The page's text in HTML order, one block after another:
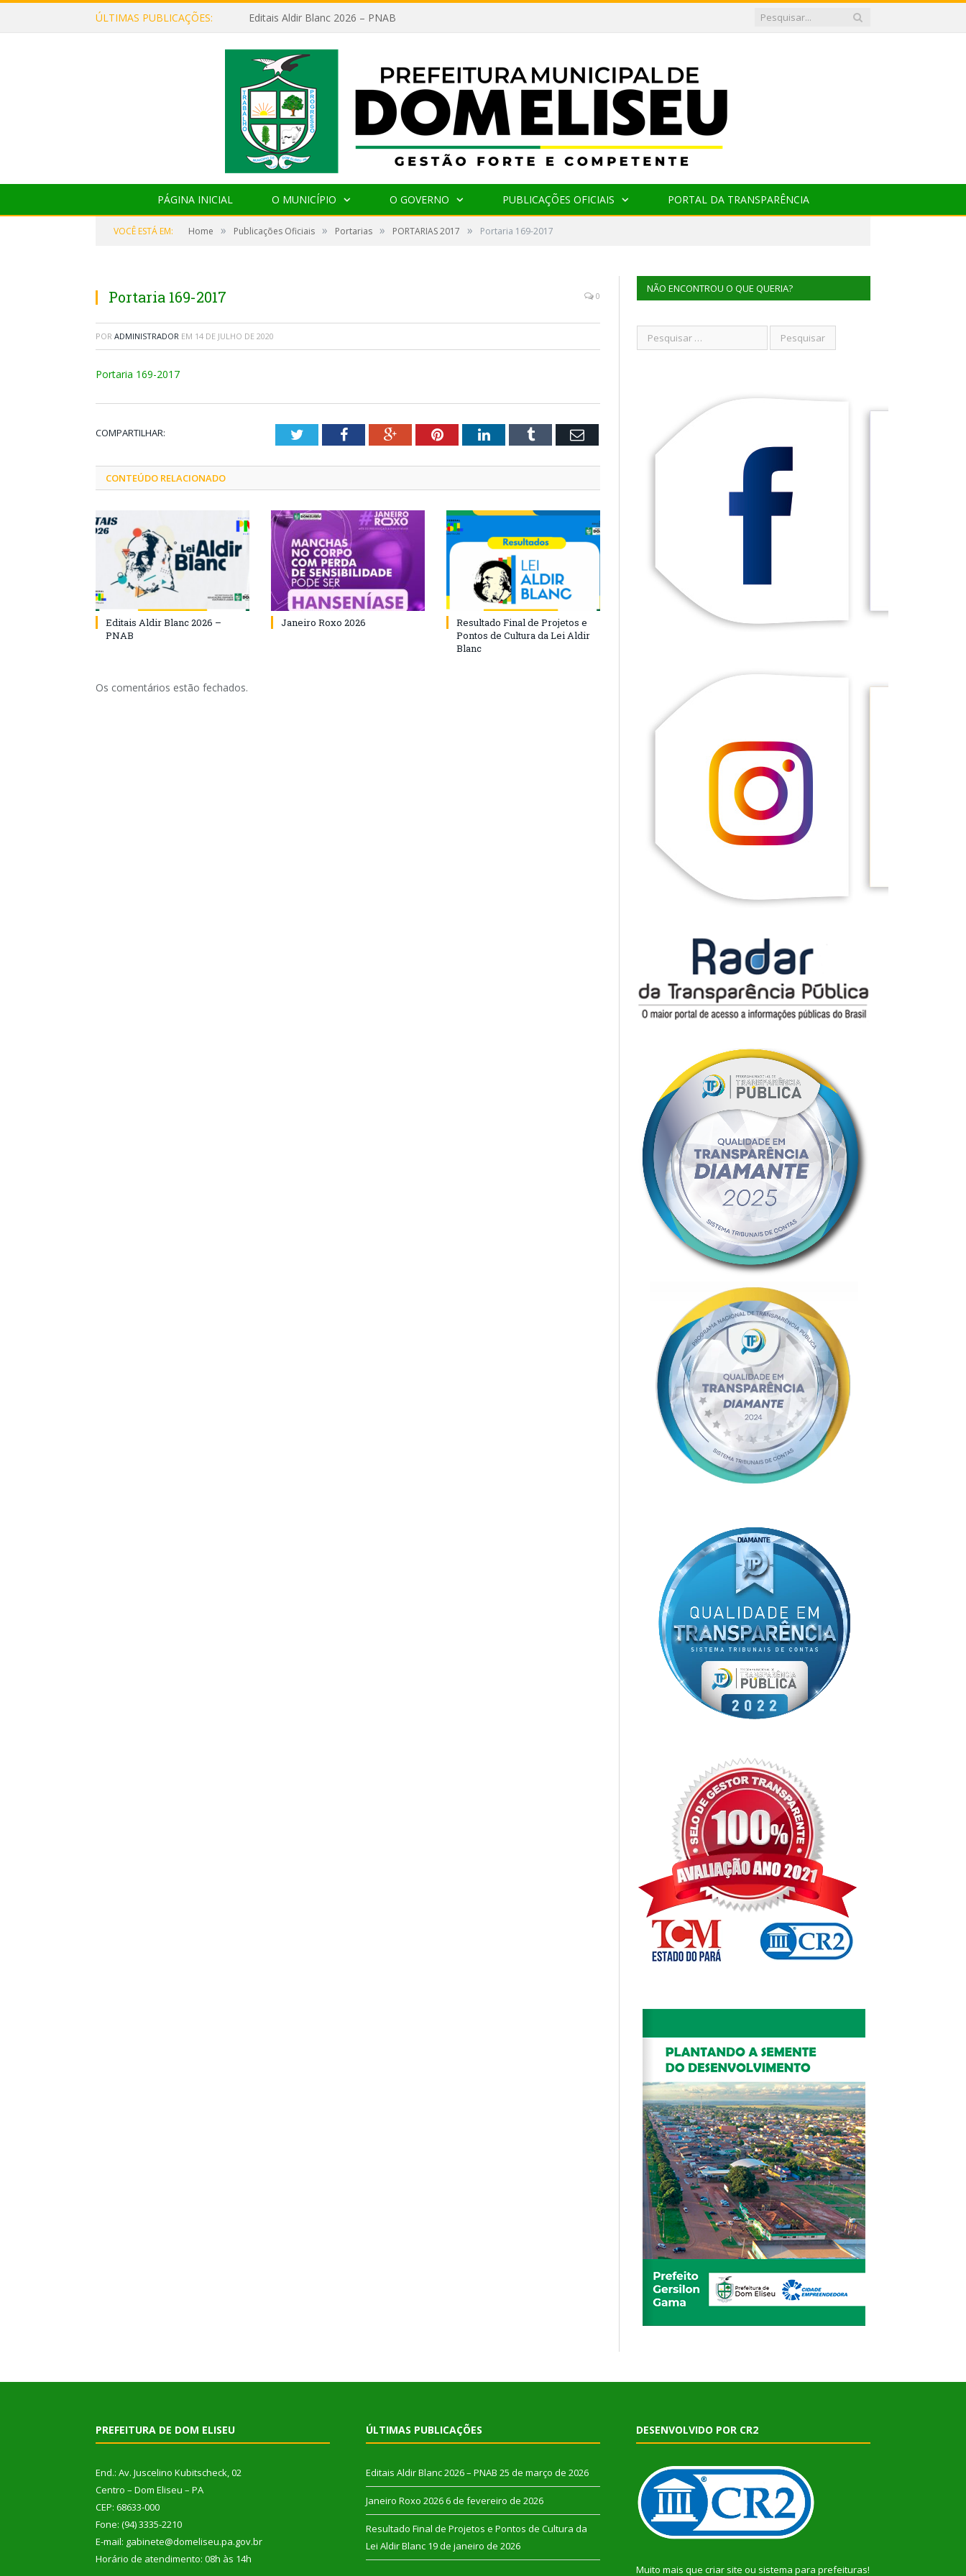
ÚLTIMAS PUBLICAÇÕES: Editais Aldir Blanc 2026 – PNAB
PÁGINA INICIAL O MUNICÍPIO O GOVERNO PUBLICAÇÕES OFICIAIS PORTAL DA TRANSPARÊNCIA
VOCÊ ESTÁ EM: Home » Publicações Oficiais » Portarias » PORTARIAS 2017 » Portaria 169-2017
Portaria 169-2017 0
POR ADMINISTRADOR EM 14 DE JULHO DE 2020
Portaria 169-2017
COMPARTILHAR: TwitterFacebookGoogle+PinterestLinkedInTumblr Email
CONTEÚDO RELACIONADO
Editais Aldir Blanc 2026 –
PNAB
Janeiro Roxo 2026
Resultado Final de Projetos e
Pontos de Cultura da Lei Aldir
Blanc
Os comentários estão fechados.
NÃO ENCONTROU O QUE QUERIA?
PREFEITURA DE DOM ELISEU
End.: Av. Juscelino Kubitscheck, 02
Centro – Dom Eliseu – PA
CEP: 68633-000
Fone: (94) 3335-2210
E-mail: gabinete@domeliseu.pa.gov.br
Horário de atendimento: 08h às 14h
ÚLTIMAS PUBLICAÇÕES
Editais Aldir Blanc 2026 – PNAB 25 de março de 2026
Janeiro Roxo 2026 6 de fevereiro de 2026
Resultado Final de Projetos e Pontos de Cultura da
Lei Aldir Blanc 19 de janeiro de 2026
DESENVOLVIDO POR CR2
Muito mais que criar site ou sistema para prefeituras!